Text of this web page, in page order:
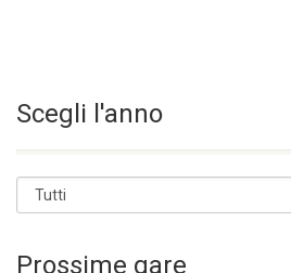
Scegli l'anno
Prossime gare